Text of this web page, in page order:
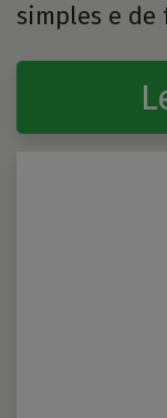
simples e de